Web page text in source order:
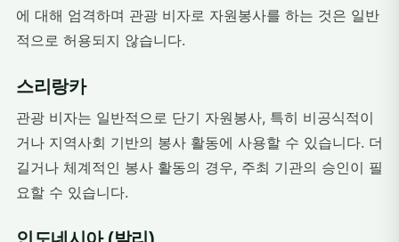
에 대해 엄격하며 관광 비자로 자원봉사를 하는 것은 일반
적으로 허용되지 않습니다.
스리랑카
관광 비자는 일반적으로 단기 자원봉사, 특히 비공식적이
거나 지역사회 기반의 봉사 활동에 사용할 수 있습니다. 더
길거나 체계적인 봉사 활동의 경우, 주최 기관의 승인이 필
요할 수 있습니다.